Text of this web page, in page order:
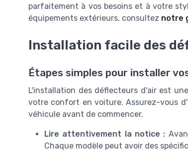
parfaitement à vos besoins et à votre
équipements extérieurs, consultez notre
Installation facile des
Étapes simples pour installer
L'installation des déflecteurs d'air est
votre confort en voiture. Assurez-vous
véhicule avant de commencer.
Lire attentivement la notice :
Chaque modèle peut avoir des